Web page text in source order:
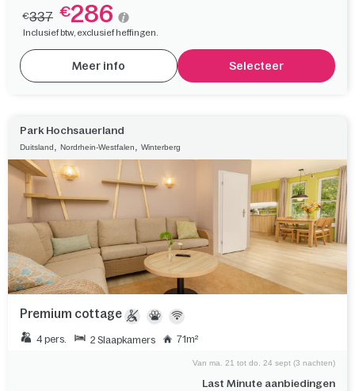
€337 €286
Inclusief btw, exclusief heffingen.
Meer info Selecteer
Park Hochsauerland
Duitsland , Nordrhein-Westfalen, Winterberg
Premium cottage
4 pers. 2 Slaapkamers 71m²
Last Minute aanbiedingen
Van ma. 21 tot do. 24 sept (3 nachten)